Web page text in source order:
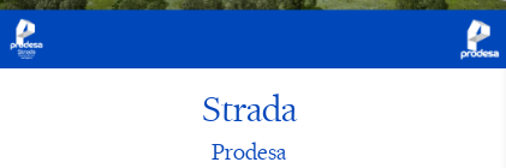
Strada
Prodesa